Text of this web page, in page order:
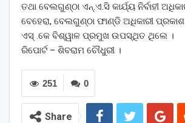
ତଥା ବେଲଗୁଣ୍ଠା ଏନ୍.ଏ.ସି କାର୍ଯ୍ୟ ନିର୍ବାହୀ
ବେହେରା, ବେଲଗୁଣ୍ଠା ଫାଣ୍ଡି ଅଧିକାରୀ ପ୍ରକାଶ
ଏସ୍ .କେ ବିଶ୍ୱାଳ ପ୍ରମୁଖ ଉପସ୍ଥିତ ଥିଲେ ।
ରିପୋର୍ଟ – ଶିବରାମ ଚୌଧୁରୀ ।
0
251
Share